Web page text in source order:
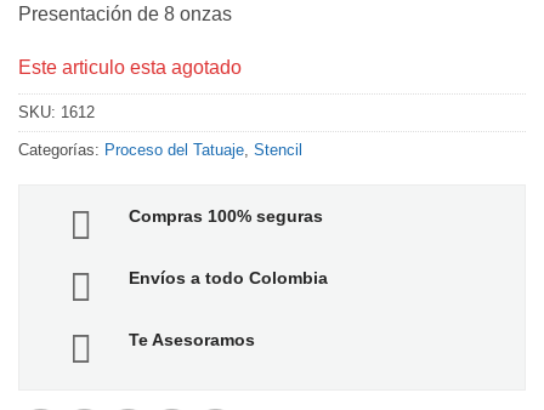
Presentación de 8 onzas
Este articulo esta agotado
SKU: 1612
Categorías: Proceso del Tatuaje, Stencil
Compras 100% seguras
Envíos a todo Colombia
Te Asesoramos